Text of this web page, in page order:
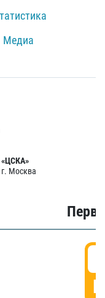
Медиа
«ЦСКА»
г. Москва